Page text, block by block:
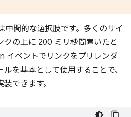
中間的な選択肢です。多くのサイ
クの上に 200 ミリ秒間置いたと
イベントでリンクをプリレンダ
を基本として使用することで、
できます。